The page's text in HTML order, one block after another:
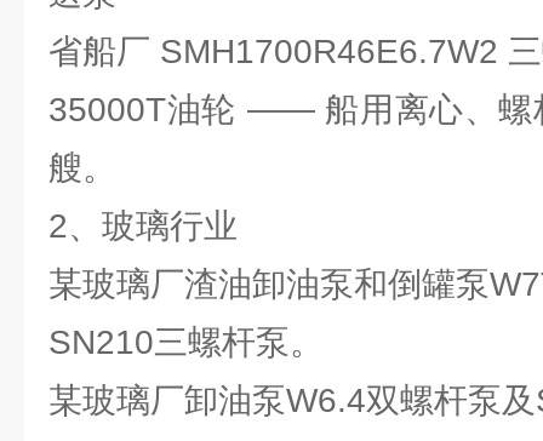
省船厂 SMH1700R46E6.7W2
35000T油轮 —— 船用离心、螺
艘。
2、玻璃行业
某玻璃厂渣油卸油泵和倒罐泵
SN210三螺杆泵。
某玻璃厂卸油泵W6.4双螺杆泵